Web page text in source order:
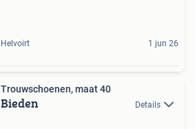
Helvoirt 1 jun 26
Trouwschoenen, maat 40
Bieden Details